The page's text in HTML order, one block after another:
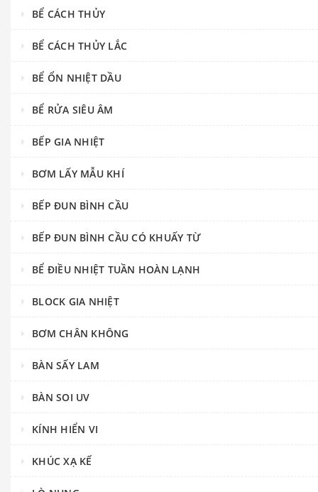
BỂ CÁCH THỦY
BỂ CÁCH THỦY LẮC
BỂ ỔN NHIỆT DẦU
BỂ RỬA SIÊU ÂM
BẾP GIA NHIỆT
BƠM LẤY MẪU KHÍ
BẾP ĐUN BÌNH CẦU
BẾP ĐUN BÌNH CẦU CÓ KHUẤY TỪ
BỂ ĐIỀU NHIỆT TUẦN HOÀN LẠNH
BLOCK GIA NHIỆT
BƠM CHÂN KHÔNG
BÀN SẤY LAM
BÀN SOI UV
KÍNH HIỂN VI
KHÚC XẠ KẾ